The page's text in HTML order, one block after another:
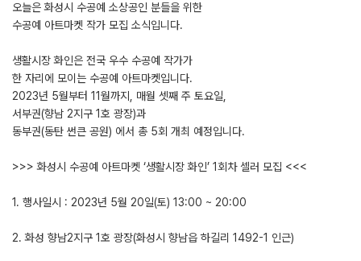
오늘은 화성시 수공예 소상공인 분들을 위한
수공예 아트마켓 작가 모집 소식입니다.
생활시장 화인은 전국 우수 수공예 작가가
한 자리에 모이는 수공예 아트마켓입니다.
2023년 5월부터 11월까지, 매월 셋째 주 토요일,
서부권(향남 2지구 1호 광장)과
동부권(동탄 썬큰 공원) 에서 총 5회 개최 예정입니다.
>>> 화성시 수공예 아트마켓 ‘생활시장 화인’ 1회차 셀러 모집 <<<
1. 행사일시 : 2023년 5월 20일(토) 13:00 ~ 20:00
2. 화성 향남2지구 1호 광장(화성시 향남읍 하길리 1492-1 인근)